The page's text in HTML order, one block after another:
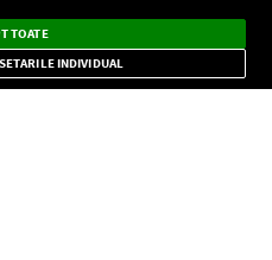
CONFIDENŢIALITATE
alerte
×
TOATE
INDIVIDUAL